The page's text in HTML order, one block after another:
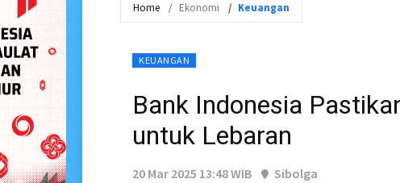
Home Ekonomi Keuangan
KEUANGAN
Bank Indonesia
untuk Lebaran
20 Mar 2025 13:48 WIB
Sibolga